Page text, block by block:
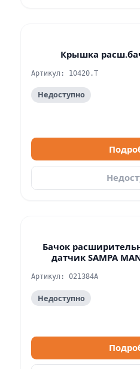
Крышка
Артикул: 10420.T
Недоступно
Бачок
датчик SAMPA
Артикул: 021384A
Недоступно